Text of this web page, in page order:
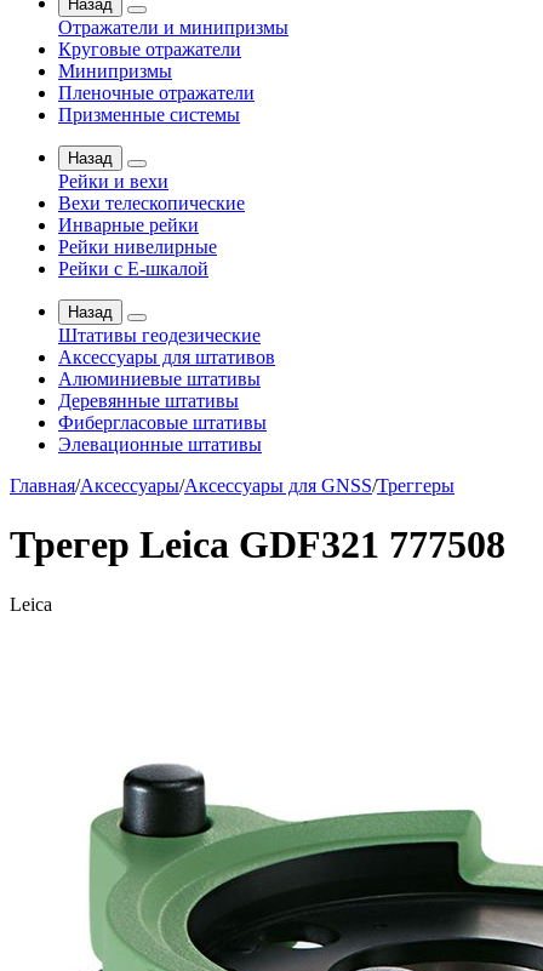
Назад
Отражатели и минипризмы
Круговые отражатели
Минипризмы
Пленочные отражатели
Призменные системы
Назад
Рейки и вехи
Вехи телескопические
Инварные рейки
Рейки нивелирные
Рейки с Е-шкалой
Назад
Штативы геодезические
Аксессуары для штативов
Алюминиевые штативы
Деревянные штативы
Фибергласовые штативы
Элевационные штативы
Главная/Аксессуары/Аксессуары для GNSS/Треггеры
Трегер Leica GDF321 777508
Leica